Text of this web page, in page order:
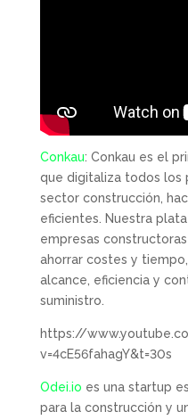
Conkau: Conkau es el
que digitaliza todos los
sector construcción,
eficientes. Nuestra
empresas
ahorrar costes y
alcance, eficiencia y
suministro.
https://
v=4cE56fahagY&t=30s
Odei.io es una startup
para la construcción y